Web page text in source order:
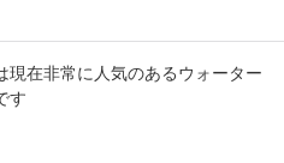
現在非常に人気のあるウォーター
す